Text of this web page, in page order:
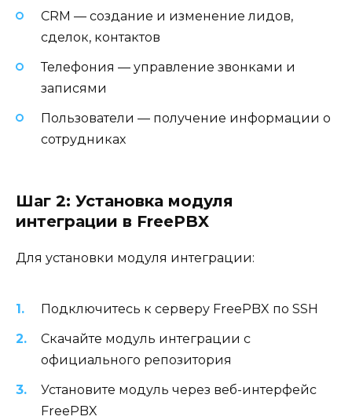
CRM — создание и изменение лидов,
сделок, контактов
Телефония — управление звонками и
записями
Пользователи — получение информации о
сотрудниках
Шаг 2: Установка модуля
интеграции в FreePBX
Для установки модуля интеграции:
Подключитесь к серверу FreePBX по SSH
Скачайте модуль интеграции с
официального репозитория
Установите модуль через веб-интерфейс
FreePBX